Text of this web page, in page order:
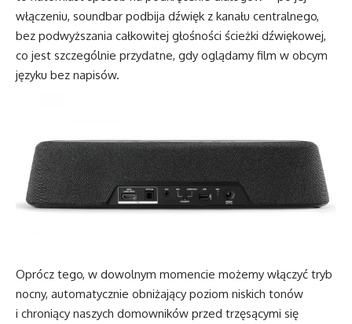
włączeniu, soundbar podbija dźwięk z kanału centralnego,
bez podwyższania całkowitej głośności ścieżki dźwiękowej,
co jest szczególnie przydatne, gdy oglądamy film w obcym
języku bez napisów.
Oprócz tego, w dowolnym momencie możemy włączyć tryb
nocny, automatycznie obniżający poziom niskich tonów
i chroniący naszych domowników przed trzęsącymi się